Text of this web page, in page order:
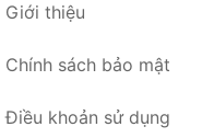
Giới thiệu
Chính sách bảo mật
Điều khoản sử dụng